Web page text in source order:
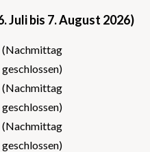
Juli bis 7. August 2026)
(Nachmittag
geschlossen)
(Nachmittag
geschlossen)
(Nachmittag
geschlossen)